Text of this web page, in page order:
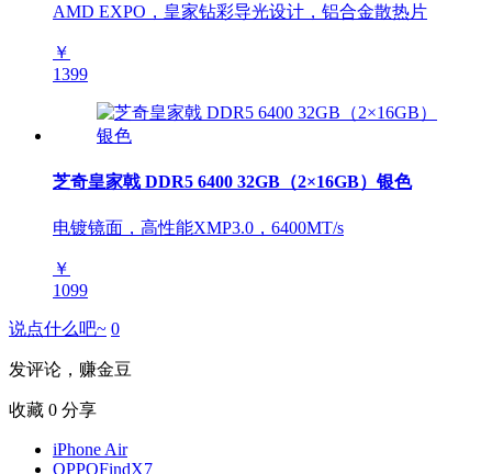
AMD EXPO，皇家钻彩导光设计，铝合金散热片
￥
1399
芝奇皇家戟 DDR5 6400 32GB（2×16GB）银色
电镀镜面，高性能XMP3.0，6400MT/s
￥
1099
说点什么吧~ 0
发评论，赚金豆
收藏 0 分享
iPhone Air
OPPOFindX7